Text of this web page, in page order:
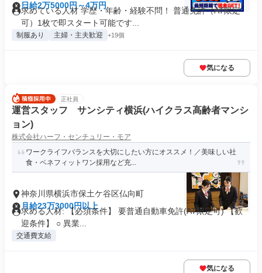
日給2万5000円～4万円
求めている人材 学歴・年齢・経験不問！ 普通免許（AT限定
可）1枚で即スタート可能です...
制服あり 主婦・主夫歓迎 +19個
気になる
正社員
運営スタッフ サンシティ横浜(ハイクラス高齢者マンシ
ョン)
株式会社ハーフ・センチュリー・モア
ワークライフバランスを大切にしたい方にオススメ！／美味しい社
食・ベネフィットワン採用など充...
神奈川県横浜市保土ケ谷区仏向町
月給23万3000円以上
求める人材: 【必須条件】 要普通自動車免許(AT限定可) 【歓
迎条件】 ○ 異業...
交通費支給
気になる